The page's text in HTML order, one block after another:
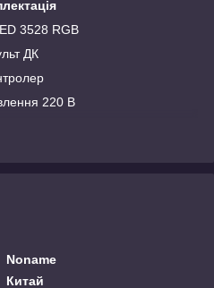
3528 RGB
ДК
220 В
Noname
Китай